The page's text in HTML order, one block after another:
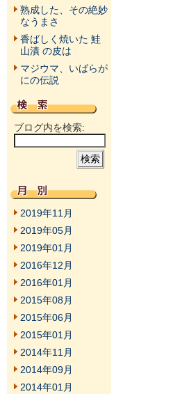
熟成した、その絶妙
なうまさ
香ばしく焼いた 鮭
山漬 の皮は
マジウマ、いばらが
にの伝説
ブログ内を検索:
2019年11月
2019年05月
2019年01月
2016年12月
2016年01月
2015年08月
2015年06月
2015年01月
2014年11月
2014年09月
2014年01月